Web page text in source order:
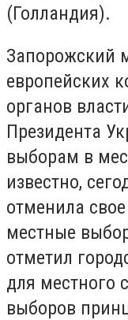
(Голландия).
Запорожский
европейских
органов
Президента
выборам в
известно,
отменила
местные
отметил
для местного
выборов